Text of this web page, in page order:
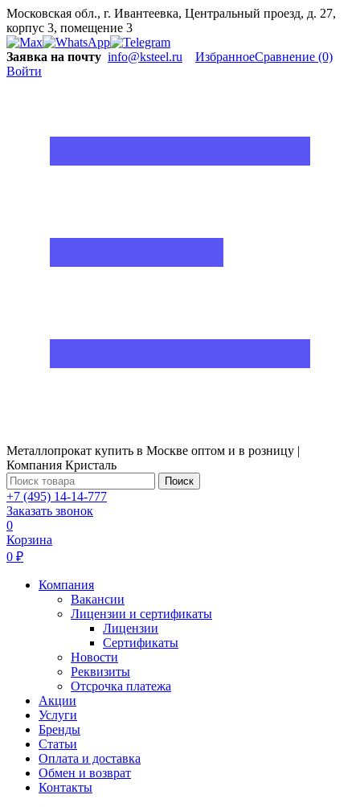
Московская обл., г. Ивантеевка, Центральный проезд, д. 27,
корпус 3, помещение 3
Заявка на почту info@ksteel.ru ИзбранноеСравнение (0)
Войти
Металлопрокат купить в Москве оптом и в розницу |
Компания Кристаль
Поиск
+7 (495) 14-14-777
Заказать звонок
0
Корзина
0 ₽
Компания
Вакансии
Лицензии и сертификаты
Лицензии
Сертификаты
Новости
Реквизиты
Отсрочка платежа
Акции
Услуги
Бренды
Статьи
Оплата и доставка
Обмен и возврат
Контакты